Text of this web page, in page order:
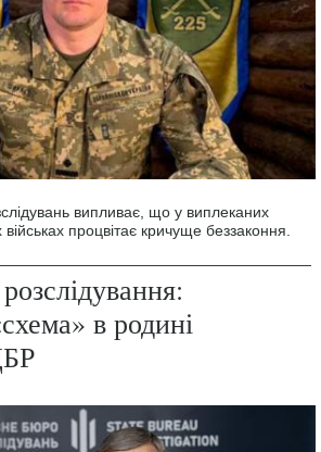
випливає, що у виплеканих
процвітає кричуще беззаконня.
в родині